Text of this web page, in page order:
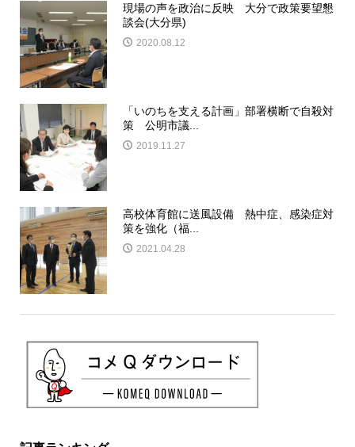
現場の声を政治に反映 大分で政策要望懇
談会(大分県)
2020.08.12
「いのちを支える計画」部署横断で自殺対
策 公明市議...
2019.11.27
高校体育館に送風設備 熱中症、感染症対
策を強化（福...
2021.04.28